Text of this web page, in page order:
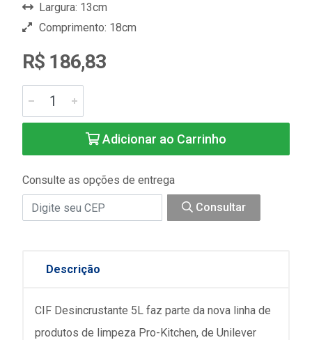
Largura: 13cm
Comprimento: 18cm
R$ 186,83
Adicionar ao Carrinho
Consulte as opções de entrega
Consultar
Descrição
CIF Desincrustante 5L faz parte da nova linha de
produtos de limpeza Pro-Kitchen, de Unilever